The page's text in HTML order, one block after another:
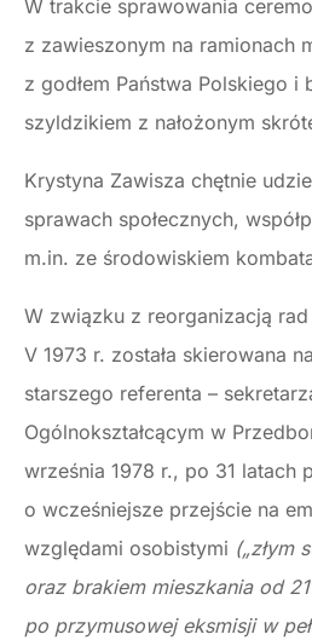
W trakcie sprawowania
z zawieszonym na ramionach
z godłem Państwa Polskiego i
szyldzikiem z nałożonym
Krystyna Zawisza chętnie
sprawach społecznych,
m.in. ze środowiskiem
W związku z reorganizacją
V 1973 r. została skierowana
starszego referenta –
Ogólnokształcącym w
września 1978 r., po 31 latach
o wcześniejsze przejście na
względami osobistymi („złym
oraz brakiem mieszkania od
po przymusowej eksmisji w